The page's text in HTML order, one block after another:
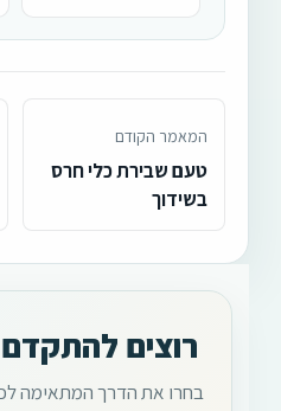
המאמר הקודם
טעם שבירת כלי חרס
בשידוך
רוצים
בחרו את הדרך המתאימה